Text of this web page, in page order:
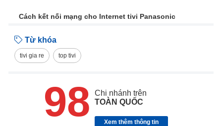
Cách kết nối mạng cho Internet tivi Panasonic
Từ khóa
tivi gia re top tivi
98
Chi nhánh trên
TOÀN QUỐC
Xem thêm thông tin